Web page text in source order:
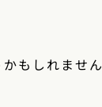
もしれませ